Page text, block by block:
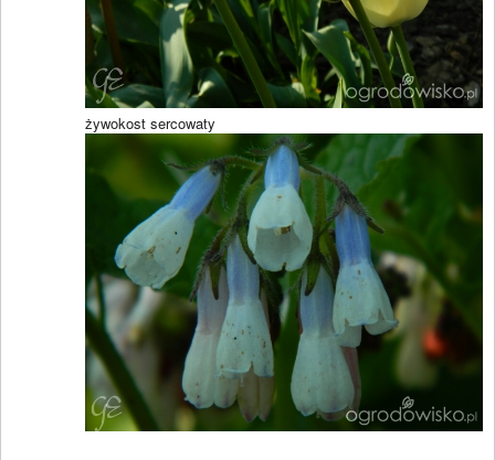
żywokost sercowaty